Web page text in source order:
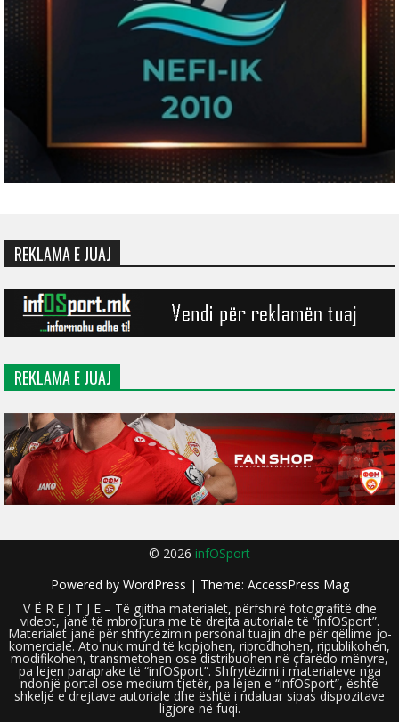
REKLAMA E JUAJ
REKLAMA E JUAJ
© 2026 infOSport
Powered by WordPress | Theme: AccessPress Mag
V Ë R E J T J E – Të gjitha materialet, përfshirë fotografitë dhe
videot, janë të mbrojtura me të drejta autoriale të “infOSport”.
Materialet janë për shfrytëzimin personal tuajin dhe për qëllime jo-
komerciale. Ato nuk mund të kopjohen, riprodhohen, ripublikohen,
modifikohen, transmetohen ose distribuohen në çfarëdo mënyre,
pa lejen paraprake të “infOSport”. Shfrytëzimi i materialeve nga
ndonjë portal ose medium tjetër, pa lejen e “infOSport”, është
shkelje e drejtave autoriale dhe është i ndaluar sipas dispozitave
ligjore në fuqi.